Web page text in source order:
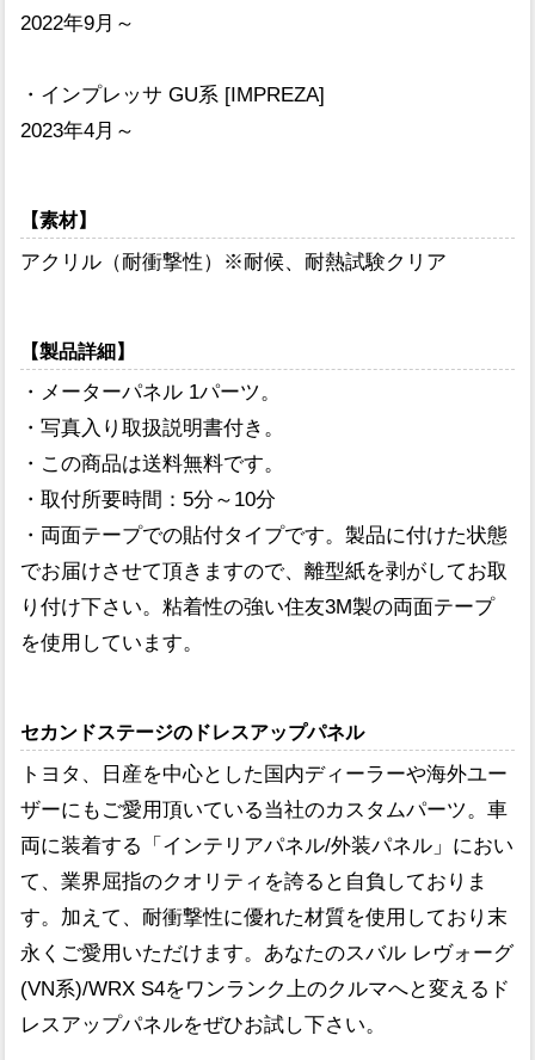
2022年9月～
・インプレッサ GU系 [IMPREZA]
2023年4月～
【素材】
アクリル（耐衝撃性）※耐候、耐熱試験クリア
【製品詳細】
・メーターパネル 1パーツ。
・写真入り取扱説明書付き。
・この商品は送料無料です。
・取付所要時間：5分～10分
・両面テープでの貼付タイプです。製品に付けた状態
でお届けさせて頂きますので、離型紙を剥がしてお取
り付け下さい。粘着性の強い住友3M製の両面テープ
を使用しています。
セカンドステージのドレスアップパネル
トヨタ、日産を中心とした国内ディーラーや海外ユー
ザーにもご愛用頂いている当社のカスタムパーツ。車
両に装着する「インテリアパネル/外装パネル」におい
て、業界屈指のクオリティを誇ると自負しておりま
す。加えて、耐衝撃性に優れた材質を使用しており末
永くご愛用いただけます。あなたのスバル レヴォーグ
(VN系)/WRX S4をワンランク上のクルマへと変えるド
レスアップパネルをぜひお試し下さい。